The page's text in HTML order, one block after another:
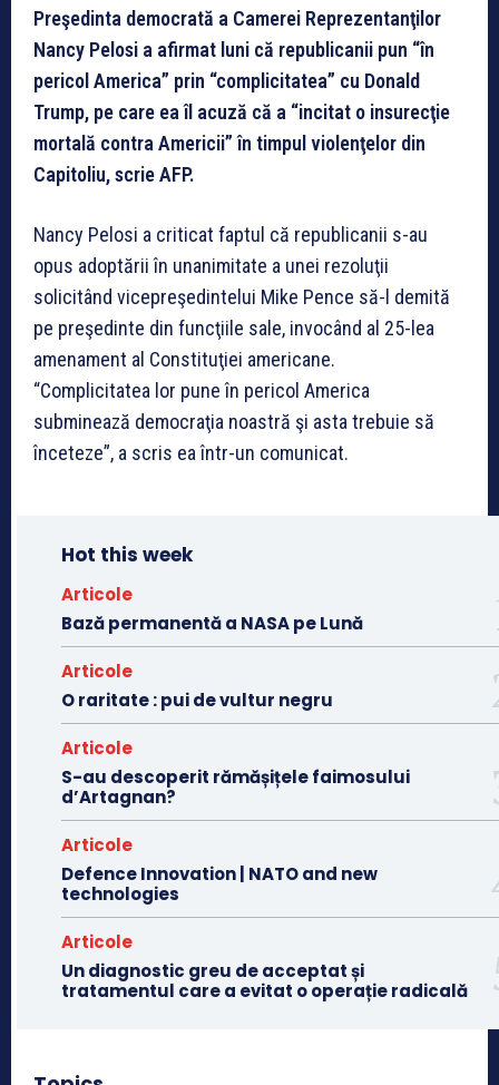
Preşedinta democrată a Camerei Reprezentanţilor
Nancy Pelosi a afirmat luni că republicanii pun “în
pericol America” prin “complicitatea” cu Donald
Trump, pe care ea îl acuză că a “incitat o insurecţie
mortală contra Americii” în timpul violenţelor din
Capitoliu, scrie AFP.
Nancy Pelosi a criticat faptul că republicanii s-au
opus adoptării în unanimitate a unei rezoluţii
solicitând vicepreşedintelui Mike Pence să-l demită
pe preşedinte din funcţiile sale, invocând al 25-lea
amenament al Constituţiei americane.
“Complicitatea lor pune în pericol America
subminează democraţia noastră şi asta trebuie să
înceteze”, a scris ea într-un comunicat.
Hot this week
Articole
Bază permanentă a NASA pe Lună
Articole
O raritate : pui de vultur negru
Articole
S-au descoperit rămășițele faimosului
d’Artagnan?
Articole
Defence Innovation | NATO and new
technologies
Articole
Un diagnostic greu de acceptat și
tratamentul care a evitat o operație radicală